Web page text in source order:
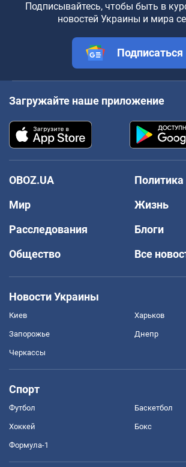
Подписывайтесь, чтобы быть в
новостей Украины и мира
Подписаться
Загружайте наше приложение
OBOZ.UA
Политика
Мир
Жизнь
Расследования
Блоги
Общество
Все
Новости Украины
Киев Харьков
Запорожье Днепр
Черкассы
Спорт
Футбол Баскетбол
Хоккей Бокс
Формула-1